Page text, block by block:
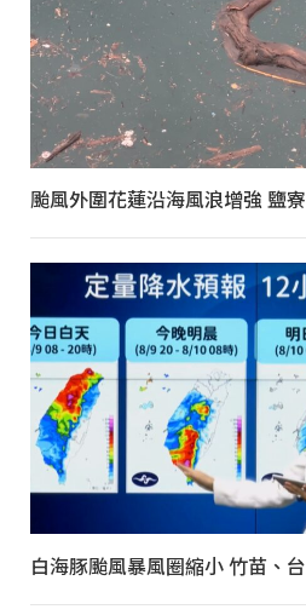
颱風外圍花蓮沿海風浪增強 鹽
白海豚颱風暴風圈縮小 竹苗、